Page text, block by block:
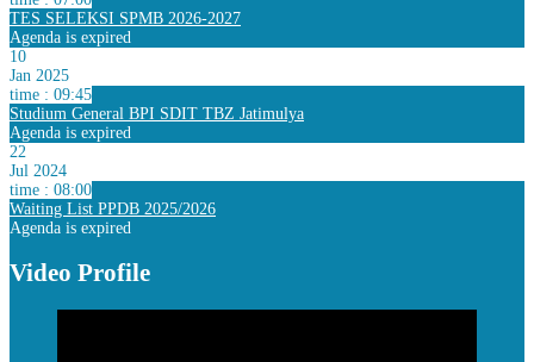
TES SELEKSI SPMB 2026-2027
Agenda is expired
10
Jan 2025
time : 09:45
Studium General BPI SDIT TBZ Jatimulya
Agenda is expired
22
Jul 2024
time : 08:00
Waiting List PPDB 2025/2026
Agenda is expired
Video Profile